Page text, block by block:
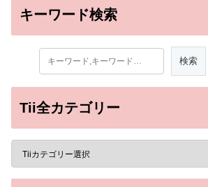
キーワード検索
Tii全カテゴリー